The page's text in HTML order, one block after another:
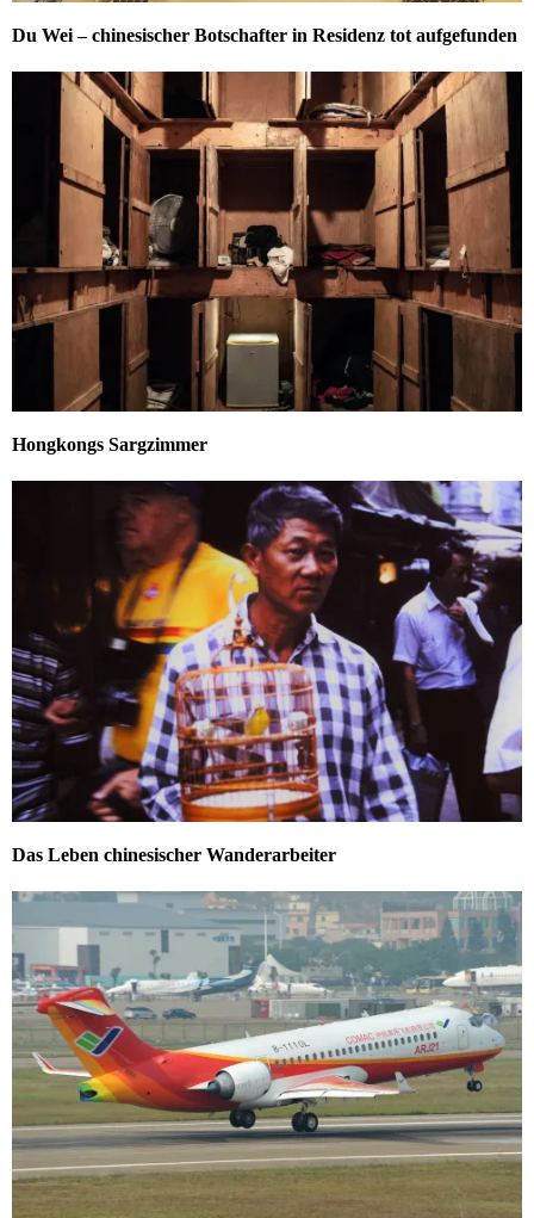
Du Wei – chinesischer Botschafter in Residenz tot aufgefunden
Hongkongs Sargzimmer
Das Leben chinesischer Wanderarbeiter